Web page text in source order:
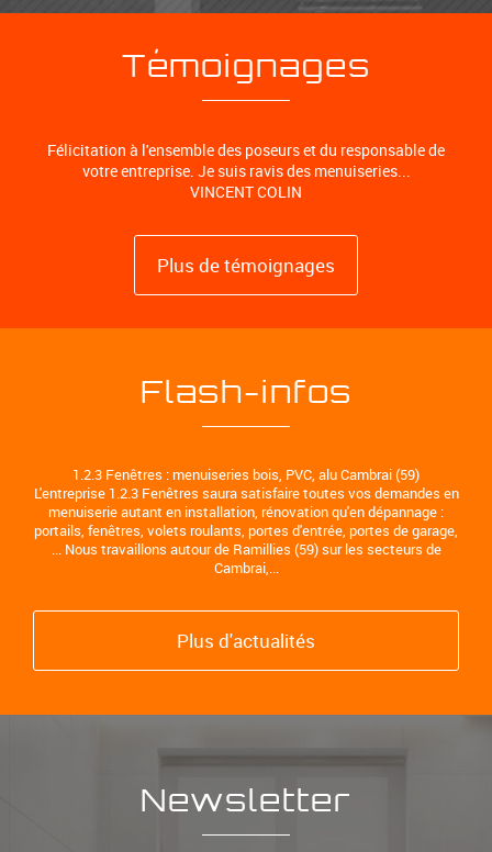
Témoignages
Félicitation à l'ensemble des poseurs et du responsable de
votre entreprise. Je suis ravis des menuiseries...
VINCENT COLIN
Plus de témoignages
Flash-infos
1.2.3 Fenêtres : menuiseries bois, PVC, alu Cambrai (59)
L'entreprise 1.2.3 Fenêtres saura satisfaire toutes vos demandes en
menuiserie autant en installation, rénovation qu'en dépannage :
portails, fenêtres, volets roulants, portes d'entrée, portes de garage,
... Nous travaillons autour de Ramillies (59) sur les secteurs de
Cambrai,...
Plus d'actualités
Newsletter